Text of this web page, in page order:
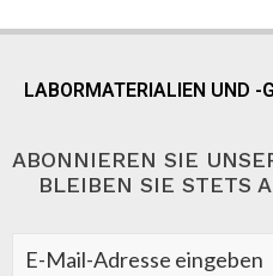
LABORMATERIALIEN UND -
ABONNIEREN SIE
BLEIBEN SIE STETS